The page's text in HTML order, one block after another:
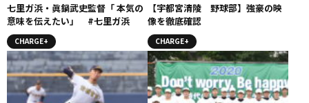
七里ガ浜・眞鍋武史監督「 本気の
意味を伝えたい」 #七里ガ浜
CHARGE+
【宇都宮清陵 野球部】強豪の映
像を徹底確認
CHARGE+